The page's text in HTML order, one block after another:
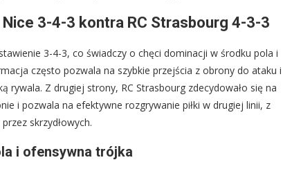
3-4-3 kontra RC Strasbourg 4-3-3
3-4-3, co świadczy o chęci dominacji w środku pola i
często pozwala na szybkie przejścia z obrony do ataku i
Z drugiej strony, RC Strasbourg zdecydowało się na
i pozwala na efektywne rozgrywanie piłki w drugiej linii, z
skrzydłowych.
i ofensywna trójka